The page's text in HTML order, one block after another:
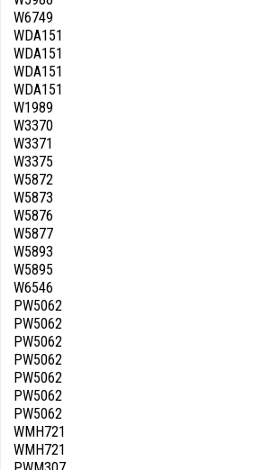
W6749
WDA151
WDA151
WDA151
WDA151
W1989
W3370
W3371
W3375
W5872
W5873
W5876
W5877
W5893
W5895
W6546
PW5062
PW5062
PW5062
PW5062
PW5062
PW5062
PW5062
WMH721
WMH721